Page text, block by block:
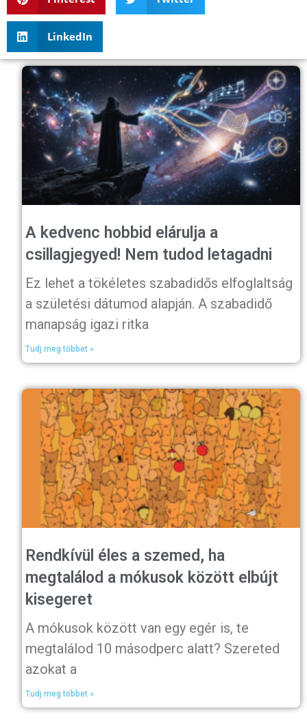
LinkedIn
A kedvenc hobbid elárulja a
csillagjegyed! Nem tudod letagadni
Ez lehet a tökéletes szabadidős elfoglaltság
a születési dátumod alapján. A szabadidő
manapság igazi ritka
Tudj meg többet »
Rendkívül éles a szemed, ha
megtalálod a mókusok között elbújt
kisegeret
A mókusok között van egy egér is, te
megtalálod 10 másodperc alatt? Szereted
azokat a
Tudj meg többet »